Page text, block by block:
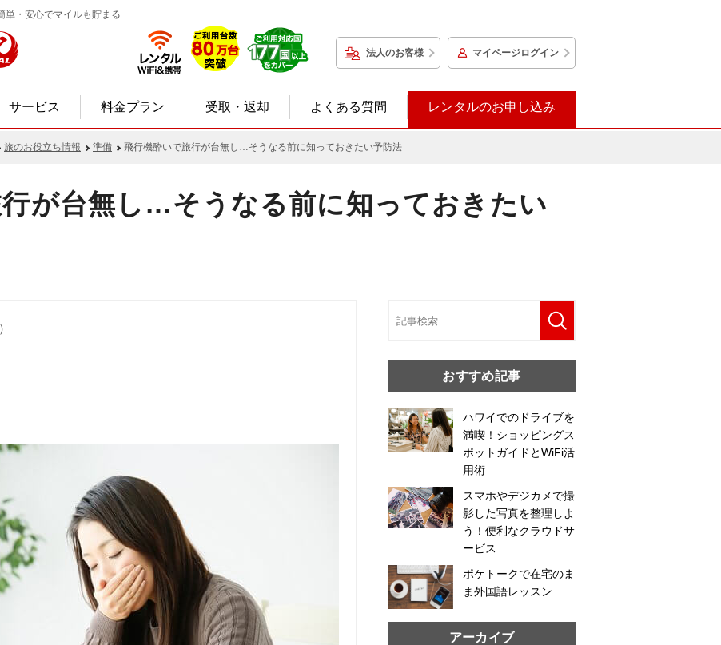
単・安心でマイルも貯まる
法人のお客様 マイページログイン
サービス 料金プラン 受取・返却 よくある質問 レンタルのお申し込み
旅のお役立ち情報 準備 飛行機酔いで旅行が台無し…そうなる前に知っておきたい予防法
が台無し…そうなる前に知っておきたい
おすすめ記事
ハワイでのドライブを
満喫！ショッピングス
ポットガイドとWiFi活
用術
スマホやデジカメで撮
影した写真を整理しよ
う！便利なクラウドサ
ービス
ポケトークで在宅のま
ま外国語レッスン
アーカイブ